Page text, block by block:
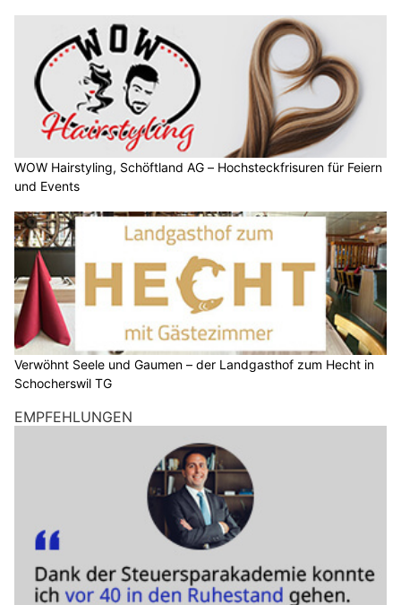
WOW Hairstyling, Schöftland AG – Hochsteckfrisuren für Feiern
und Events
Verwöhnt Seele und Gaumen – der Landgasthof zum Hecht in
Schocherswil TG
EMPFEHLUNGEN